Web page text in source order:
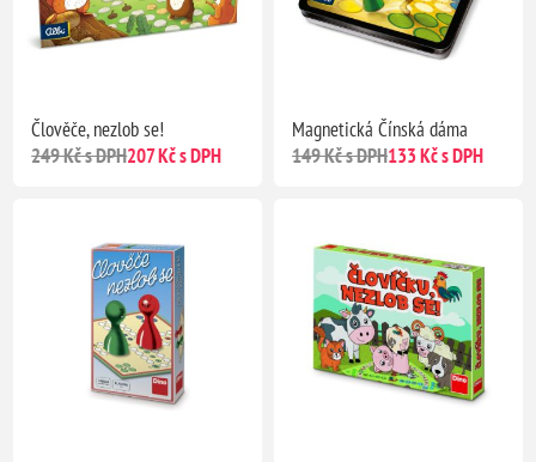
Člověče, nezlob se!
249 Kč s DPH207 Kč s DPH
Magnetická Čínská dáma
149 Kč s DPH133 Kč s DPH